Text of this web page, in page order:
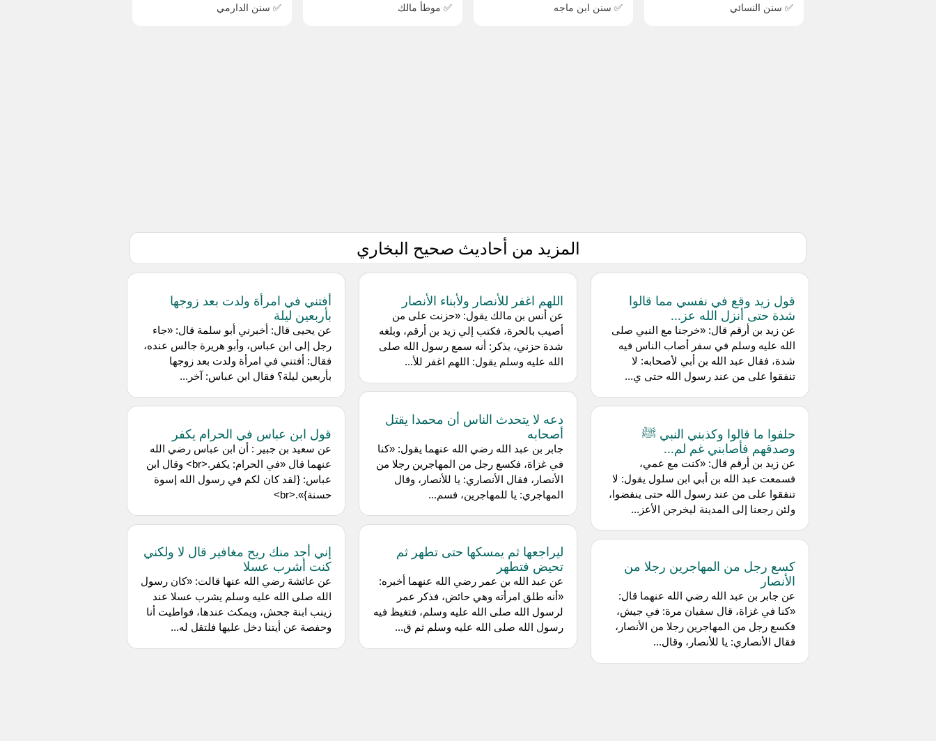
✅ سنن النسائي ✅ سنن ابن ماجه ✅ موطأ مالك ✅ سنن الدارمي
المزيد من أحاديث صحيح البخاري
قول زيد وقع في نفسي مما قالوا
شدة حتى أنزل الله عز...
عن ‌زيد بن أرقم قال: «خرجنا مع النبي صلى
الله عليه وسلم في سفر أصاب الناس فيه
شدة، فقال عبد الله بن أبي لأصحابه: لا
تنفقوا على من عند رسول الله حتى ي...
حلفوا ما قالوا وكذبني النبي ﷺ
وصدقهم فأصابني غم لم...
عن ‌زيد بن أرقم قال: «كنت مع عمي،
فسمعت عبد الله بن أبي ابن سلول يقول: لا
تنفقوا على من عند رسول الله حتى ينفضوا،
ولئن رجعنا إلى المدينة ليخرجن الأعز...
كسع رجل من المهاجرين رجلا من
الأنصار
عن ‌جابر بن عبد الله رضي الله عنهما قال:
«كنا في غزاة، قال سفيان مرة: في جيش،
فكسع رجل من المهاجرين رجلا من الأنصار،
فقال الأنصاري: يا للأنصار، وقال...
اللهم اغفر للأنصار ولأبناء الأنصار
عن ‌أنس بن مالك يقول: «حزنت على من
أصيب بالحرة، فكتب إلي زيد بن أرقم، وبلغه
شدة حزني، يذكر: أنه سمع رسول الله صلى
الله عليه وسلم يقول: اللهم اغفر للأ...
دعه لا يتحدث الناس أن محمدا يقتل
أصحابه
جابر بن عبد الله رضي الله عنهما يقول: «كنا
في غزاة، فكسع رجل من المهاجرين رجلا من
الأنصار، فقال الأنصاري: يا للأنصار، وقال
المهاجري: يا للمهاجرين، فسم...
ليراجعها ثم يمسكها حتى تطهر ثم
تحيض فتطهر
عن عبد الله بن عمر رضي الله عنهما أخبره:
«أنه طلق امرأته وهي حائض، فذكر عمر
لرسول الله صلى الله عليه وسلم، فتغيظ فيه
رسول الله صلى الله عليه وسلم ثم ق...
أفتني في امرأة ولدت بعد زوجها
بأربعين ليلة
عن ‌يحيى قال: أخبرني ‌أبو سلمة قال: «جاء
رجل إلى ابن عباس، وأبو هريرة جالس عنده،
فقال: أفتني في امرأة ولدت بعد زوجها
بأربعين ليلة؟ فقال ابن عباس: آخر...
قول ابن عباس في الحرام يكفر
عن ‌سعيد بن جبير : أن ‌ابن عباس رضي الله
عنهما قال «في الحرام: يكفر.<br> وقال ابن
عباس: {لقد كان لكم في رسول الله إسوة
حسنة}».<br>
إني أجد منك ريح مغافير قال لا ولكني
كنت أشرب عسلا
عن ‌عائشة رضي الله عنها قالت: «كان رسول
الله صلى الله عليه وسلم يشرب عسلا عند
زينب ابنة جحش، ويمكث عندها، فواطيت أنا
وحفصة عن أيتنا دخل عليها فلتقل له...